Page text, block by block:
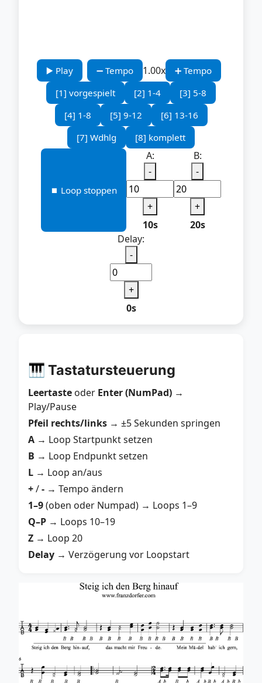
▶️ Play ➖ Tempo 1.00x
➕ Tempo
[1] vorgespielt
[2] 1-4
[3] 5-8
[4] 1-8
[5] 9-12
[6] 13-16
[7] Wdhlg
[8] komplett
⏹️ Loop stoppen
A:
-
+
10s
B:
-
+
20s
Delay:
-
+
0s
🎹 Tastatursteuerung
Leertaste oder Enter (NumPad) →
Play/Pause
Pfeil rechts/links → ±5 Sekunden springen
A → Loop Startpunkt setzen
B → Loop Endpunkt setzen
L → Loop an/aus
+/- → Tempo ändern
1–9(oben oder Numpad) → Loops 1–9
Q–P → Loops 10–19
Z → Loop 20
Delay → Verzögerung vor Loopstart